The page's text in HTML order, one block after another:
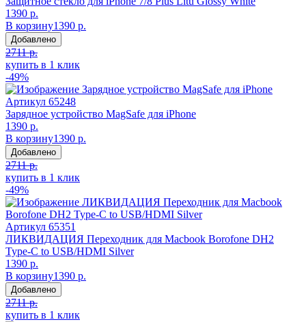
1390 р.
В корзину1390 р.
Добавлено
2711 р.
купить в 1 клик
-49%
Артикул 65248
Зарядное устройство MagSafe для iPhone
1390 р.
В корзину1390 р.
Добавлено
2711 р.
купить в 1 клик
-49%
Артикул 65351
ЛИКВИДАЦИЯ Переходник для Macbook Borofone DH2
Type-С to USB/HDMI Silver
1390 р.
В корзину1390 р.
Добавлено
2711 р.
купить в 1 клик